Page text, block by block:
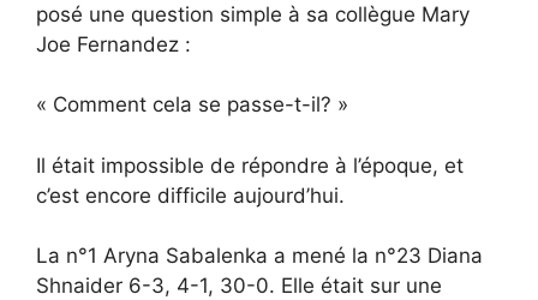
posé une question simple à sa collègue Mary
Joe Fernandez :
« Comment cela se passe-t-il? »
Il était impossible de répondre à l’époque, et
c’est encore difficile aujourd’hui.
La n°1 Aryna Sabalenka a mené la n°23 Diana
Shnaider 6-3, 4-1, 30-0. Elle était sur une